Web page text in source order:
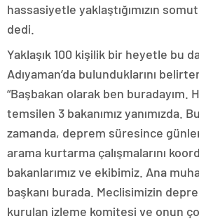
hassasiyetle yaklaştığımızın
dedi.
Yaklaşık 100 kişilik bir heyetle bu
Adıyaman’da bulunduklarını
“Başbakan olarak ben buradayım.
temsilen 3 bakanımız yanımızda.
zamanda, deprem süresince
arama kurtarma çalışmalarını
bakanlarımız ve ekibimiz. Ana
başkanı burada. Meclisimizin
kurulan izleme komitesi ve onun